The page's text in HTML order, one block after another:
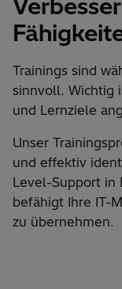
Trainings sind
sinnvoll. Wichtig
und Lernziele
Unser
und effektiv
Level-Support in
befähigt Ihre IT-
zu übernehmen.